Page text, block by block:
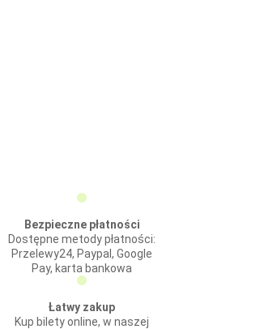
Bezpieczne płatności
Dostępne metody płatności:
Przelewy24, Paypal, Google
Pay, karta bankowa
Łatwy zakup
Kup bilety online, w naszej